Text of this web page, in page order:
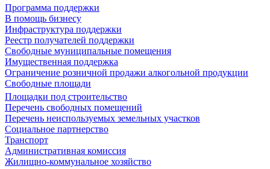
Программа поддержки
В помощь бизнесу
Инфраструктура поддержки
Реестр получателей поддержки
Свободные муниципальные помещения
Имущественная поддержка
Ограничение розничной продажи алкогольной продукции
Свободные площади
Площадки под строительство
Перечень свободных помещений
Перечень неиспользуемых земельных участков
Социальное партнерство
Транспорт
Административная комиссия
Жилищно-коммунальное хозяйство